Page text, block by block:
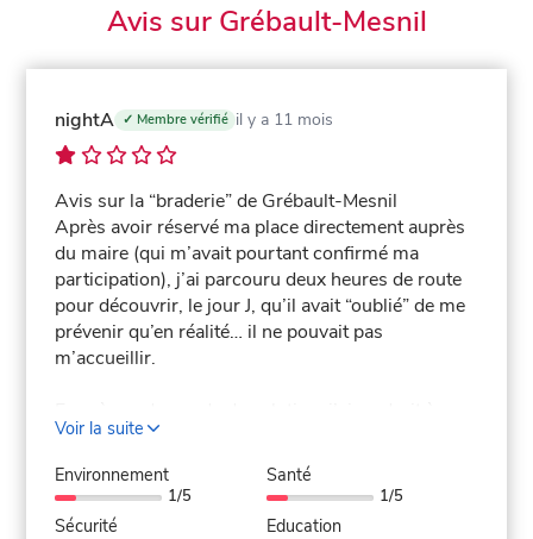
Avis sur Grébault-Mesnil
nightA ✓ Membre vérifié il y a 11 mois
Avis sur la “braderie” de Grébault-Mesnil
Après avoir réservé ma place directement auprès
du maire (qui m’avait pourtant confirmé ma
participation), j’ai parcouru deux heures de route
pour découvrir, le jour J, qu’il avait “oublié” de me
prévenir qu’en réalité… il ne pouvait pas
m’accueillir.
accueil digne d’un roman de Kafka : placement
tout au bout, sur un terrain en herbe sans
électricité, alors que de nombreuses places
restaient vides. On sentait clairement la volonté de
Voir la suite
Environnement
1/5
Sécurité
Santé
1/5
Education